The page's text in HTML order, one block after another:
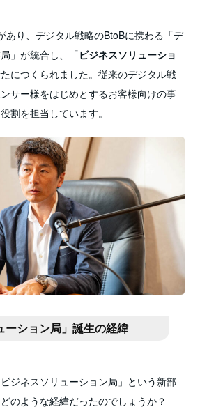
あり、デジタル戦略のBtoBに携わる「デ
」が統合し、「ビジネスソリューショ
につくられました。従来のデジタル戦
サー様をはじめとするお客様向けの事
割を担当しています。
ーション局」誕生の経緯
ビジネスソリューション局 」という新部
のような経緯だったのでしょうか？